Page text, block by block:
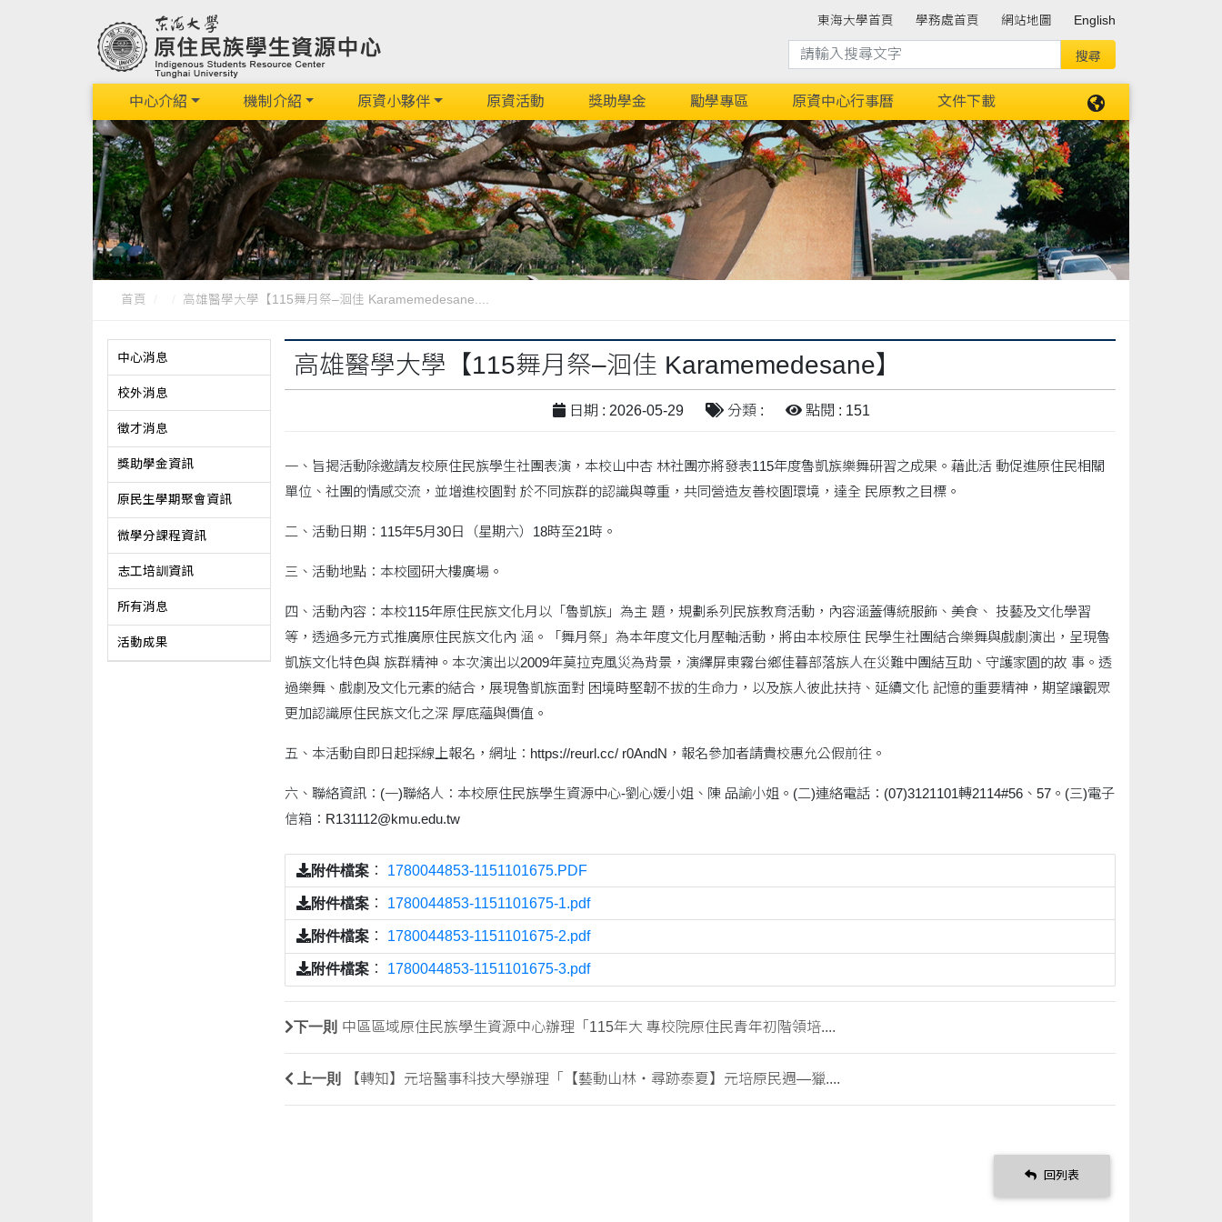
東海大學首頁 學務處首頁 網站地圖 English
中心介紹 機制介紹 原資小夥伴 原資活動 獎助學金 勵學專區 原資中心行事曆 文件下載
首頁 高雄醫學大學【115舞月祭–洄佳 Karamemedesane....
中心消息
校外消息
徵才消息
獎助學金資訊
原民生學期聚會資訊
微學分課程資訊
志工培訓資訊
所有消息
活動成果
高雄醫學大學【115舞月祭–洄佳 Karamemedesane】
日期 : 2026-05-29 分類 : 點閱 : 151
一、旨揭活動除邀請友校原住民族學生社團表演，本校山中杏 林社團亦將發表115年度魯凱族樂舞研習之成果。藉此活 動促進原住民相關
單位、社團的情感交流，並增進校園對 於不同族群的認識與尊重，共同營造友善校園環境，達全 民原教之目標。
二、活動日期：115年5月30日（星期六）18時至21時。
三、活動地點：本校國研大樓廣場。
四、活動內容：本校115年原住民族文化月以「魯凱族」為主 題，規劃系列民族教育活動，內容涵蓋傳統服飾、美食、 技藝及文化學習
等，透過多元方式推廣原住民族文化內 涵。「舞月祭」為本年度文化月壓軸活動，將由本校原住 民學生社團結合樂舞與戲劇演出，呈現魯
凱族文化特色與 族群精神。本次演出以2009年莫拉克風災為背景，演繹屏東霧台鄉佳暮部落族人在災難中團結互助、守護家園的故 事。透
過樂舞、戲劇及文化元素的結合，展現魯凱族面對 困境時堅韌不拔的生命力，以及族人彼此扶持、延續文化 記憶的重要精神，期望讓觀眾
更加認識原住民族文化之深 厚底蘊與價值。
五、本活動自即日起採線上報名，網址：https://reurl.cc/ r0AndN，報名參加者請貴校惠允公假前往。
六、聯絡資訊：(一)聯絡人：本校原住民族學生資源中心-劉心媛小姐、陳 品諭小姐。(二)連絡電話：(07)3121101轉2114#56、57。(三)電子
信箱：R131112@kmu.edu.tw
附件檔案 ： 1780044853-1151101675.PDF
附件檔案 ： 1780044853-1151101675-1.pdf
附件檔案 ： 1780044853-1151101675-2.pdf
附件檔案 ： 1780044853-1151101675-3.pdf
下一則 中區區域原住民族學生資源中心辦理「115年大 專校院原住民青年初階領培....
上一則 【轉知】元培醫事科技大學辦理「【藝動山林・尋跡泰夏】元培原民週—獵....
回列表